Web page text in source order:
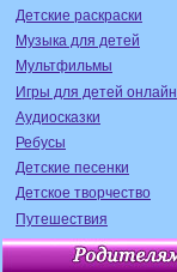
Детские раскраски
Музыка для детей
Мультфильмы
Игры для детей онлайн
Аудиосказки
Ребусы
Детские песенки
Детское творчество
Путешествия